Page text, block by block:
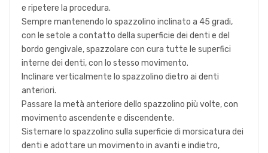
e ripetere la procedura.
Sempre mantenendo lo spazzolino inclinato a 45 gradi,
con le setole a contatto della superficie dei denti e del
bordo gengivale, spazzolare con cura tutte le superfici
interne dei denti, con lo stesso movimento.
Inclinare verticalmente lo spazzolino dietro ai denti
anteriori.
Passare la metà anteriore dello spazzolino più volte, con
movimento ascendente e discendente.
Sistemare lo spazzolino sulla superficie di morsicatura dei
denti e adottare un movimento in avanti e indietro,